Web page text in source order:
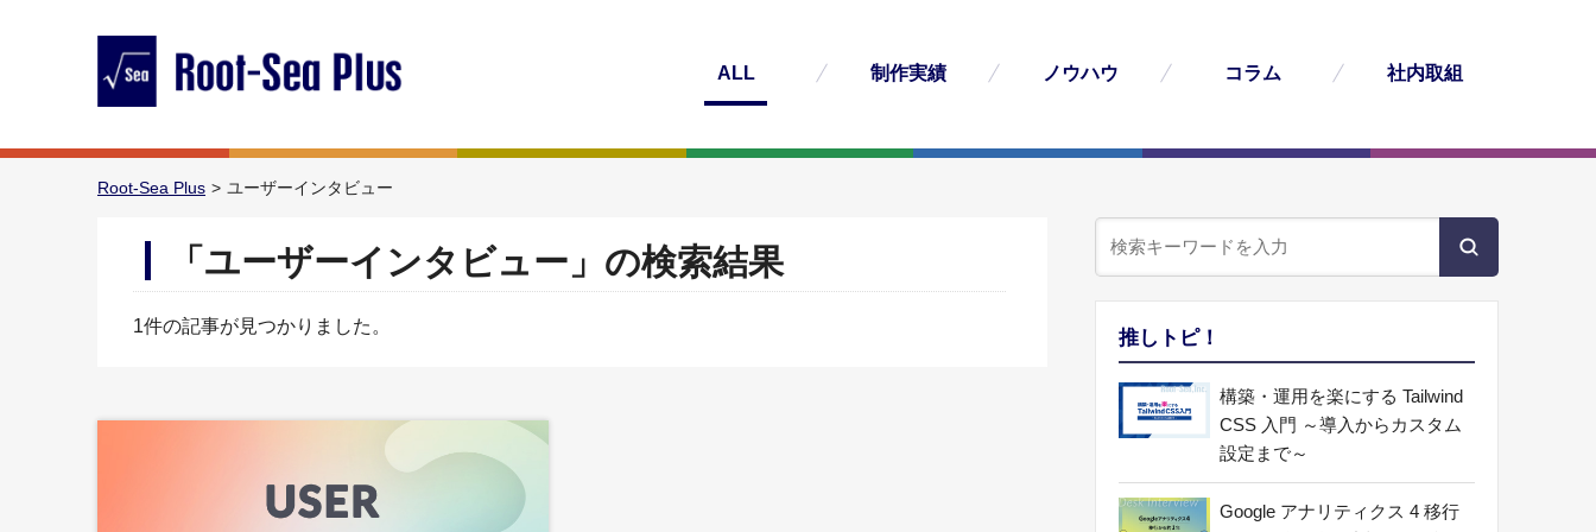
ALL 制作実績 ノウハウ コラム 社内取組
Root-Sea Plus ユーザーインタビュー
「ユーザーインタビュー」の検索結果
1件の記事が見つかりました。 推しトピ！
構築・運用を楽にする Tailwind
CSS 入門 ～導入からカスタム
設定まで～
Google アナリティクス 4 移行